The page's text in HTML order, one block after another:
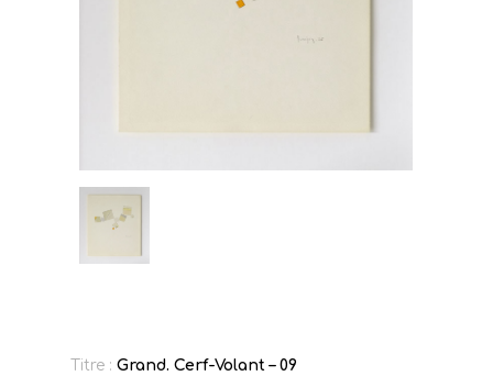
Titre : Grand. Cerf-Volant – 09